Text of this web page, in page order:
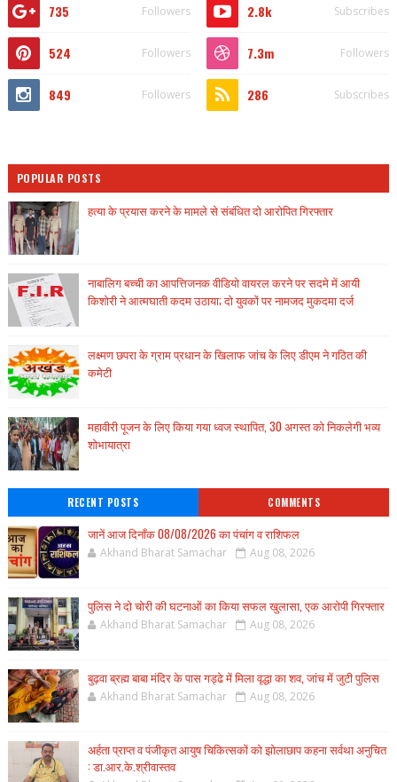
735 Followers 2.8k Subscribes
524 Followers 7.3m Followers
849 Followers 286 Subscribes
POPULAR POSTS
हत्या के प्रयास करने के मामले से संबंधित दो आरोपित गिरफ्तार
नाबालिग बच्ची का आपत्तिजनक वीडियो वायरल करने पर सदमे में आयी
किशोरी ने आत्मघाती कदम उठाया; दो युवकों पर नामजद मुकदमा दर्ज
लक्ष्मण छपरा के ग्राम प्रधान के खिलाफ जांच के लिए डीएम ने गठित की
कमेटी
महावीरी पूजन के लिए किया गया ध्वज स्थापित, 30 अगस्त को निकलेगी भव्य
शोभायात्रा
RECENT POSTS COMMENTS
जानें आज दिनाँक 08/08/2026 का पंचांग व राशिफल
Akhand Bharat Samachar Aug 08, 2026
पुलिस ने दो चोरी की घटनाओं का किया सफल खुलासा, एक आरोपी गिरफ्तार
Akhand Bharat Samachar Aug 08, 2026
बुढ़वा ब्रह्म बाबा मंदिर के पास गड्ढे में मिला वृद्धा का शव, जांच में जुटी पुलिस
Akhand Bharat Samachar Aug 08, 2026
अर्हता प्राप्त व पंजीकृत आयुष चिकित्सकों को झोलाछाप कहना सर्वथा अनुचित
: डा.आर.के.श्रीवास्तव